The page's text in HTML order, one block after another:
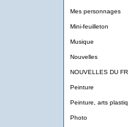
Mes personnages
Mini-feuilleton
Musique
Nouvelles
NOUVELLES DU
Peinture
Peinture, arts
Photo